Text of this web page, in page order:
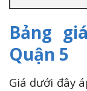
Bảng
Quận 5
Giá dưới đây